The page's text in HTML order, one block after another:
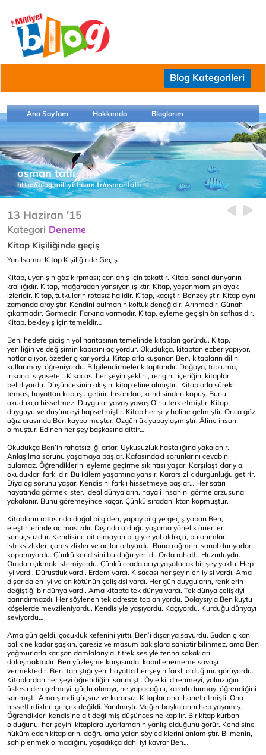
Blog Kategorileri
Ana Sayfam Hakkımda Bloglarım
osman tatlı
http://blog.milliyet.com.tr/osmantatli
13 Haziran '15
Kategori Deneme
Kitap Kişiliğinde geçiş
Yanılsama: Kitap Kişiliğinde Geçiş
Kitap, uyanışın göz kırpması; canlanış için tokattır. Kitap, sanal dünyanın
krallığıdır. Kitap, mağaradan yansıyan ışıktır. Kitap, yaşanmamışın ayak
izleridir. Kitap, tutkuların rotasız halidir. Kitap, kaçıştır. Benzeyiştir. Kitap aynı
zamanda arayıştır. Kendini bulmanın koltuk deneğidir. Arınmadır. Günah
çıkarmadır. Görmedir. Farkına varmadır. Kitap, eyleme geçişin ön safhasıdır.
Kitap, bekleyiş için temeldir…
Ben, hedefe gidişin yol haritasının temelinde kitapları görürdü. Kitap,
yeniliğin ve değişimin kapısını açıyordur. Okudukça, kitaptan ezber yapıyor,
notlar alıyor, özetler çıkarıyordu. Kitaplarla kuşanan Ben, kitapların dilini
kullanmayı öğreniyordu. Bilgilendirmeler kitaptandır. Doğaya, topluma,
insana, siyasete… Kısacası her şeyin şeklini, rengini, içeriğini kitaplar
belirliyordu. Düşüncesinin akışını kitap eline almıştır. Kitaplarla sürekli
temas, hayattan kopuşu getirir. İnsandan, kendisinden kopuş. Bunu
okudukça hissetmez. Duygular yavaş yavaş O’nu terk etmiştir. Kitap,
duyguyu ve düşünceyi hapsetmiştir. Kitap her şey haline gelmiştir. Onca göz,
ağız arasında Ben kaybolmuştur. Özgünlük yapaylaşmıştır. Âline insan
olmuştur. Edinen her şey başkasına aittir…
Okudukça Ben’in rahatsızlığı artar. Uykusuzluk hastalığına yakalanır.
Anlaşılma sorunu yaşamaya başlar. Kafasındaki sorunlarını cevabını
bulamaz. Öğrendiklerini eyleme geçirme sıkıntısı yaşar. Karşılaştıklarıyla,
okudukları farklıdır. Bu ikilem yaşamına yansır. Kararsızlık durgunluğu getirir.
Diyalog sorunu yaşar. Kendisini farklı hissetmeye başlar… Her satırı
hayatında görmek ister. İdeal dünyaların, hayalî insanını görme arzusuna
yakalanır. Bunu göremeyince kaçar. Çünkü sıradanlıktan kopmuştur.
Kitapların rotasında doğal bilgiden, yapay bilgiye geçiş yapan Ben,
eleştirilerinde acımasızdır. Dışında olduğu yaşama yönelik önerileri
sonuçsuzdur. Kendisine ait olmayan bilgiyle yol aldıkça, bulanımlar,
isteksizlikler, çaresizlikler ve acılar artıyordu. Buna rağmen, sanal dünyadan
kopamıyordu. Çünkü kendisini bulduğu yer idi. Orda rahattı. Huzurluydu.
Oradan çıkmak istemiyordu. Çünkü orada acıyı yaşatacak bir şey yoktu. Hep
iyi vardı. Dürüstlük vardı. Erdem vardı. Kısacası her şeyin en iyisi vardı. Ama
dışarıda en iyi ve en kötünün çelişkisi vardı. Her gün duyguların, renklerin
değiştiği bir dünya vardı. Ama kitapta tek dünya vardı. Tek dünya çelişkiyi
barındırmazdı. Her söylenen tek adreste toplanıyordu. Dolaysıyla Ben kuytu
köşelerde mevzileniyordu. Kendisiyle yaşıyordu. Kaçıyordu. Kurduğu dünyayı
seviyordu…
Ama gün geldi, çocukluk kefenini yırttı. Ben’i dışarıya savurdu. Sudan çıkan
balık ne kadar şaşkın, çaresiz ve masum bakışlara sahiptir bilinmez, ama Ben
yağmurlarla karışan damlalarıyla, titrek sesiyle tenha sokakları
dolaşmaktadır. Ben yüzleşme karşısında, kabullenememe savaşı
vermektedir. Ben, tanıştığı yeni hayatta her şeyin farklı olduğunu görüyordu.
Kitaplardan her şeyi öğrendiğini sanmıştı. Öyle ki, direnmeyi, yalnızlığın
üstesinden gelmeyi, güçlü olmayı, ne yapacağını, kararlı durmayı öğrendiğini
sanmıştı. Ama şimdi güçsüz ve kararsız. Kitaplar ona ihanet etmişti. Ona
hissettirdikleri gerçek değildi. Yanılmıştı. Meğer başkalarını hep yaşamış.
Öğrendikleri kendisine ait değilmiş düşüncesine kapılır. Bir kitap kurbanı
olduğunu, her şeyini kitaplara uyarlamanın yanlış olduğunu görür. Kendisine
hüküm eden kitapların, doğru ama yalan söylediklerini anlamıştır. Bilmenin,
sahiplenmek olmadığını, yaşadıkça dahi iyi kavrar Ben…